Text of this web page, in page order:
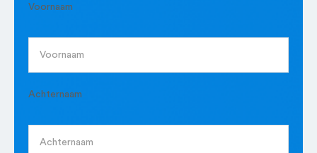
Voornaam
Achternaam